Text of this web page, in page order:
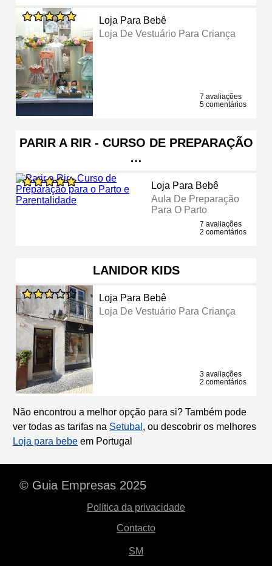
Loja Para Bebê
Loja De Vestuário Para Criança
7 avaliações
5 comentários
PARIR A RIR - CURSO DE PREPARAÇÃO
…
Loja Para Bebê
Aula De Preparação
Para O Parto
7 avaliações
2 comentários
LANIDOR KIDS
Loja Para Bebê
Loja De Vestuário Para Criança
3 avaliações
2 comentários
Não encontrou a melhor opção para si? Também pode
ver todas as tarifas na Setubal , ou descobrir os melhores
Loja para bebe em Portugal
© Guia Empresas 2025
Política da privacidade
Contacto
SM